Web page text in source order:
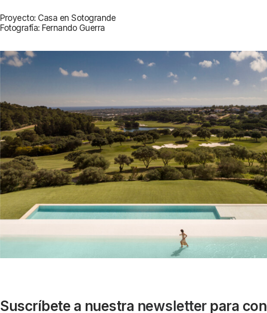
Proyecto: Casa en Sotogrande
Fotografía: Fernando Guerra
Suscríbete a nuestra newsletterpara